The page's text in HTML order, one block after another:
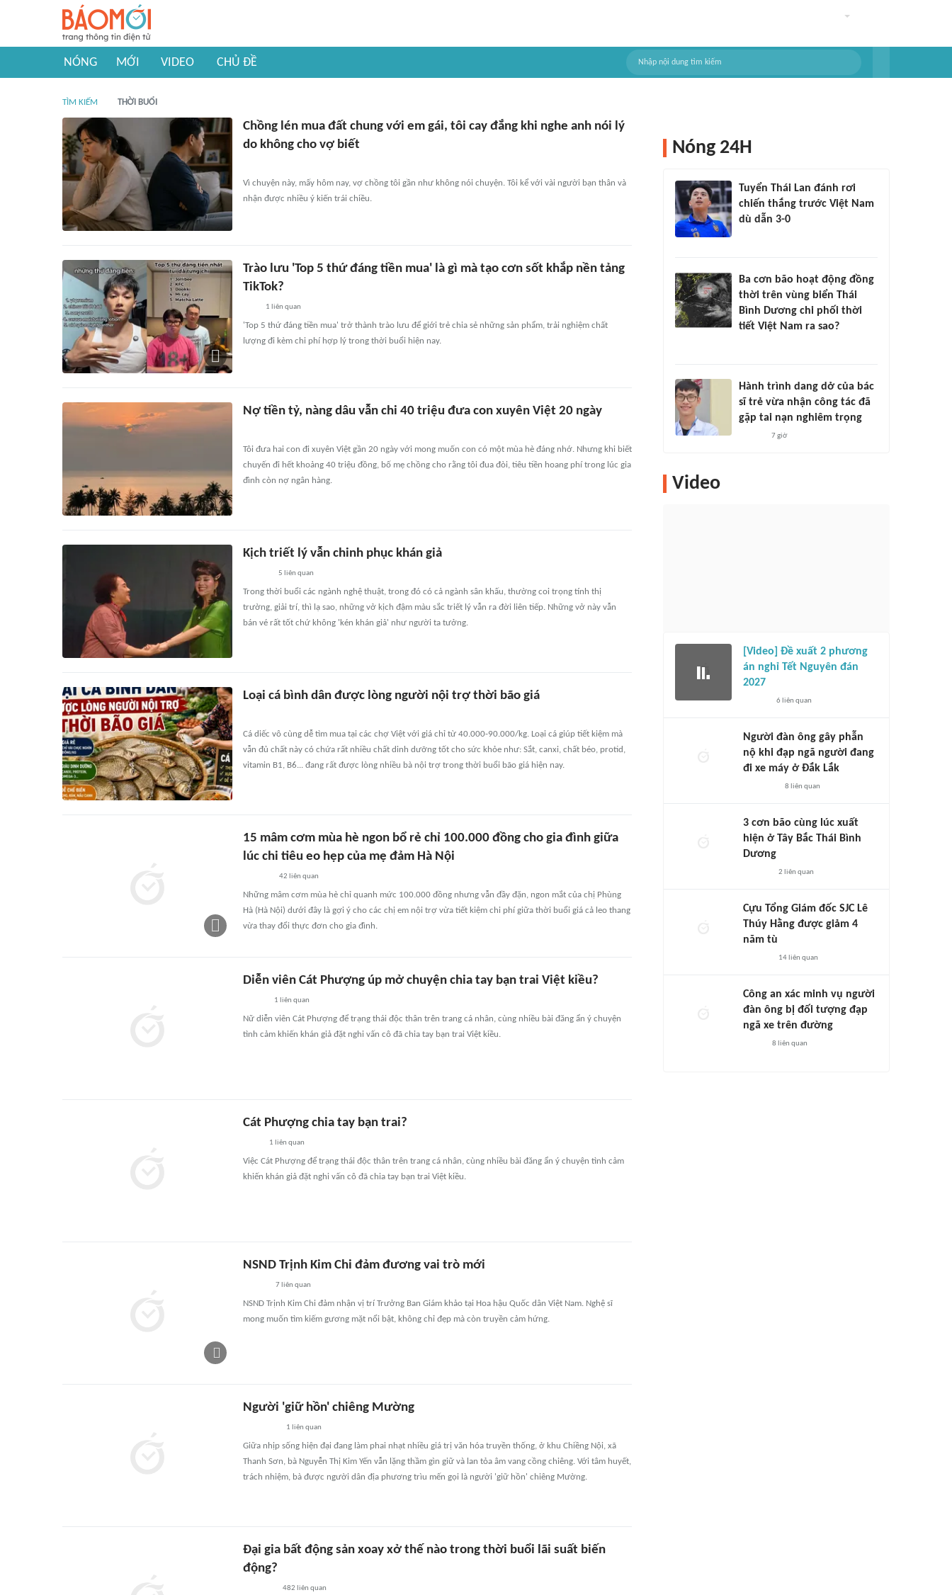
NÓNG MỚI VIDEO CHỦ ĐỀ
TÌM KIẾM THỜI BUỔI
Chồng lén mua đất chung với em gái, tôi cay đắng khi nghe anh nói lý
do không cho vợ biết
Vì chuyện này, mấy hôm nay, vợ chồng tôi gần như không nói chuyện. Tôi kể với vài người bạn thân và
nhận được nhiều ý kiến trái chiều.
Trào lưu 'Top 5 thứ đáng tiền mua' là gì mà tạo cơn sốt khắp nền tảng
TikTok?
1 liên quan
'Top 5 thứ đáng tiền mua' trở thành trào lưu để giới trẻ chia sẻ những sản phẩm, trải nghiệm chất
lượng đi kèm chi phí hợp lý trong thời buổi hiện nay.
Nợ tiền tỷ, nàng dâu vẫn chi 40 triệu đưa con xuyên Việt 20 ngày
Tôi đưa hai con đi xuyên Việt gần 20 ngày với mong muốn con có một mùa hè đáng nhớ. Nhưng khi biết
chuyến đi hết khoảng 40 triệu đồng, bố mẹ chồng cho rằng tôi đua đòi, tiêu tiền hoang phí trong lúc gia
đình còn nợ ngân hàng.
Kịch triết lý vẫn chinh phục khán giả
5 liên quan
Trong thời buổi các ngành nghệ thuật, trong đó có cả ngành sân khấu, thường coi trọng tính thị
trường, giải trí, thì lạ sao, những vở kịch đậm màu sắc triết lý vẫn ra đời liên tiếp. Những vở này vẫn
bán vé rất tốt chứ không 'kén khán giả' như người ta tưởng.
Loại cá bình dân được lòng người nội trợ thời bão giá
Cá diếc vô cùng dễ tìm mua tại các chợ Việt với giá chỉ từ 40.000-90.000/kg. Loại cá giúp tiết kiệm mà
vẫn đủ chất này có chứa rất nhiều chất dinh dưỡng tốt cho sức khỏe như: Sắt, canxi, chất béo, protid,
vitamin B1, B6... đang rất được lòng nhiều bà nội trợ trong thời buổi bão giá hiện nay.
15 mâm cơm mùa hè ngon bổ rẻ chỉ 100.000 đồng cho gia đình giữa
lúc chi tiêu eo hẹp của mẹ đảm Hà Nội
42 liên quan
Những mâm cơm mùa hè chỉ quanh mức 100.000 đồng nhưng vẫn đầy đặn, ngon mắt của chị Phùng
Hà (Hà Nội) dưới đây là gợi ý cho các chị em nội trợ vừa tiết kiệm chi phí giữa thời buổi giá cả leo thang
vừa thay đổi thực đơn cho gia đình.
Diễn viên Cát Phượng úp mở chuyện chia tay bạn trai Việt kiều?
1 liên quan
Nữ diễn viên Cát Phượng để trạng thái độc thân trên trang cá nhân, cùng nhiều bài đăng ẩn ý chuyện
tình cảm khiến khán giả đặt nghi vấn cô đã chia tay bạn trai Việt kiều.
Cát Phượng chia tay bạn trai?
1 liên quan
Việc Cát Phượng để trạng thái độc thân trên trang cá nhân, cùng nhiều bài đăng ẩn ý chuyện tình cảm
khiến khán giả đặt nghi vấn cô đã chia tay bạn trai Việt kiều.
NSND Trịnh Kim Chi đảm đương vai trò mới
7liên quan
NSND Trịnh Kim Chi đảm nhận vị trí Trưởng Ban Giám khảo tại Hoa hậu Quốc dân Việt Nam. Nghệ sĩ
mong muốn tìm kiếm gương mặt nổi bật, không chỉ đẹp mà còn truyền cảm hứng.
Người 'giữ hồn' chiêng Mường
1 liên quan
Giữa nhịp sống hiện đại đang làm phai nhạt nhiều giá trị văn hóa truyền thống, ở khu Chiềng Nội, xã
Thanh Sơn, bà Nguyễn Thị Kim Yến vẫn lặng thầm gìn giữ và lan tỏa âm vang cồng chiêng. Với tâm huyết,
trách nhiệm, bà được người dân địa phương trìu mến gọi là người 'giữ hồn' chiêng Mường.
Đại gia bất động sản xoay xở thế nào trong thời buổi lãi suất biến
động?
482 liên quan
Nóng 24H
Tuyển Thái Lan đánh rơi
chiến thắng trước Việt Nam
dù dẫn 3-0
Ba cơn bão hoạt động đồng
thời trên vùng biển Thái
Bình Dương chi phối thời
tiết Việt Nam ra sao?
Hành trình dang dở của bác
sĩ trẻ vừa nhận công tác đã
gặp tai nạn nghiêm trọng
7 giờ
Video
[Video] Đề xuất 2 phương
án nghỉ Tết Nguyên đán
2027
6 liên quan
Người đàn ông gây phẫn
nộ khi đạp ngã người đang
đi xe máy ở Đắk Lắk
8 liên quan
3 cơn bão cùng lúc xuất
hiện ở Tây Bắc Thái Bình
Dương
2 liên quan
Cựu Tổng Giám đốc SJC Lê
Thúy Hằng được giảm 4
năm tù
14 liên quan
Công an xác minh vụ người
đàn ông bị đối tượng đạp
ngã xe trên đường
8 liên quan